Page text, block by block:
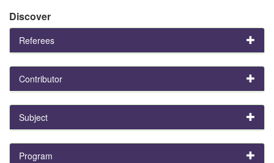
Discover
Referees
Contributor
Subject
Program